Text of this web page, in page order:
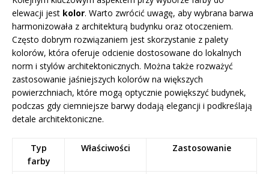
elewacji jest kolor. Warto zwrócić uwagę, aby wybrana barwa
harmonizowała z architekturą budynku oraz otoczeniem.
Często dobrym rozwiązaniem jest skorzystanie z palety
kolorów, która oferuje odcienie dostosowane do lokalnych
norm i stylów architektonicznych. Można także rozważyć
zastosowanie jaśniejszych kolorów na większych
powierzchniach, które mogą optycznie powiększyć budynek,
podczas gdy ciemniejsze barwy dodają elegancji i podkreślają
detale architektoniczne.
Typ
farby
Właściwości Zastosowanie